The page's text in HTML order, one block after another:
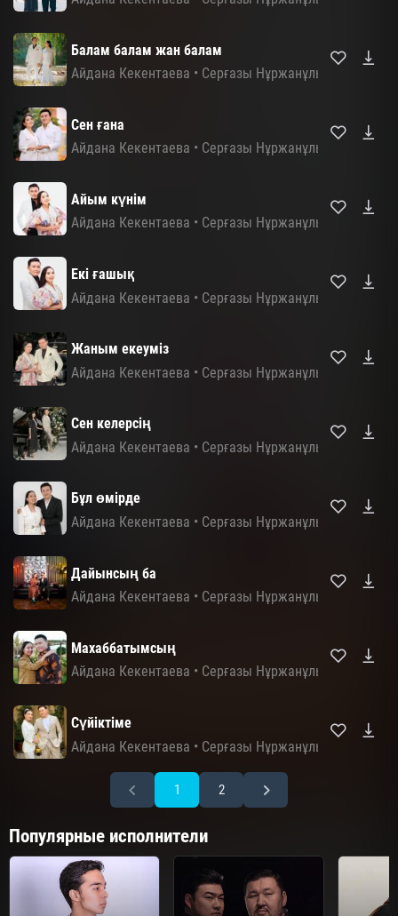
Балам балам жан балам
Айдана Кекентаева • Серғазы Нұржанұлы
Сен ғана
Айдана Кекентаева • Серғазы Нұржанұлы
Айым күнім
Айдана Кекентаева • Серғазы Нұржанұлы
Екі ғашық
Айдана Кекентаева • Серғазы Нұржанұлы
Жаным екеуміз
Айдана Кекентаева • Серғазы Нұржанұлы
Сен келерсің
Айдана Кекентаева • Серғазы Нұржанұлы
Бұл өмірде
Айдана Кекентаева • Серғазы Нұржанұлы
Дайынсың ба
Айдана Кекентаева • Серғазы Нұржанұлы
Махаббатымсың
Айдана Кекентаева • Серғазы Нұржанұлы
Сүйіктіме
Айдана Кекентаева • Серғазы Нұржанұлы
1 2
Популярные исполнители